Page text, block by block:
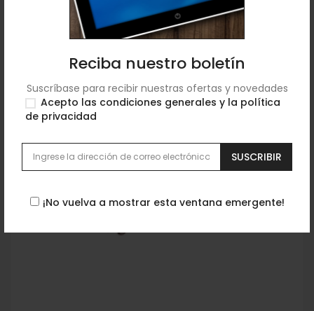
Reciba nuestro boletín
Suscríbase para recibir nuestras ofertas y novedades
Acepto las condiciones generales y la política
de privacidad
SUSCRIBIR
¡No vuelva a mostrar esta ventana emergente!